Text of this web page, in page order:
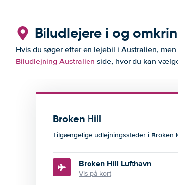
Biludlejere i og
Hvis du søger efter en lejebil i Australien,
Biludlejning Australien side, hvor du kan
Broken Hill
Tilgængelige udlejningssteder i Broken
Broken Hill Lufthavn
Vis på kort